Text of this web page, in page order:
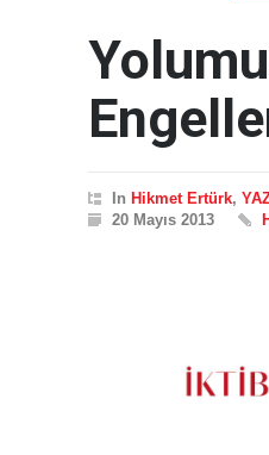
In Hikmet Ertürk,
20 Mayıs 2013